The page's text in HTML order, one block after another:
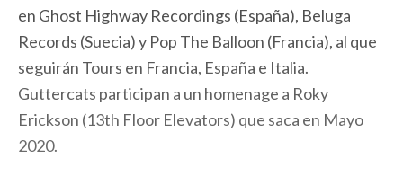
en Ghost Highway Recordings (España), Beluga
Records (Suecia) y Pop The Balloon (Francia), al que
seguirán Tours en Francia, España e Italia.
Guttercats participan a un homenage a Roky
Erickson (13th Floor Elevators) que saca en Mayo
2020.